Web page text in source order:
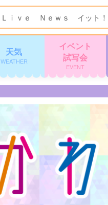
Ｌｉｖｅ Ｎｅｗｓ イット
天気
WEATHER
イベント
試写会
EVENT